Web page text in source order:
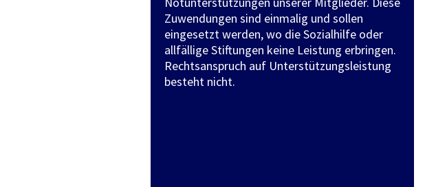
Zuwendungen sind einmalig und sollen
eingesetzt werden, wo die Sozialhilfe oder
allfällige Stiftungen keine Leistung erbringen.
Rechtsanspruch auf Unterstützungsleistung
besteht nicht.